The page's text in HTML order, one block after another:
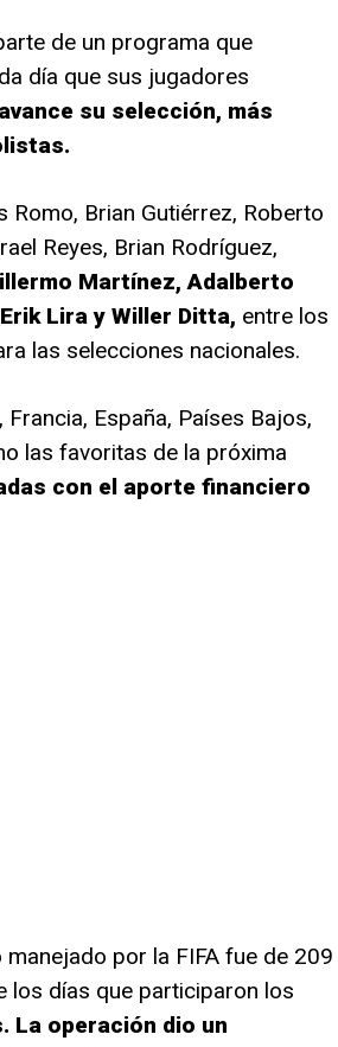
de un programa que
día que sus jugadores
su selección, más
Romo, Brian Gutiérrez, Roberto
Reyes, Brian Rodríguez,
Martínez, Adalberto
Lira y Willer Ditta, entre los
las selecciones nacionales.
España, Países Bajos,
las favoritas de la próxima
con el aporte financiero
por la FIFA fue de 209
los días que participaron los
La operación dio un